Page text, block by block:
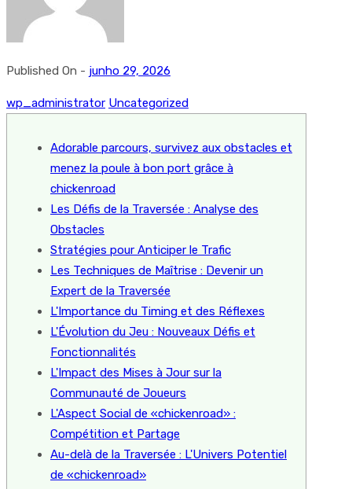
Published On - junho 29, 2026
wp_administrator Uncategorized
Adorable parcours, survivez aux obstacles et
menez la poule à bon port grâce à
chickenroad
Les Défis de la Traversée : Analyse des
Obstacles
Stratégies pour Anticiper le Trafic
Les Techniques de Maîtrise : Devenir un
Expert de la Traversée
L'Importance du Timing et des Réflexes
L'Évolution du Jeu : Nouveaux Défis et
Fonctionnalités
L'Impact des Mises à Jour sur la
Communauté de Joueurs
L'Aspect Social de «chickenroad» :
Compétition et Partage
Au-delà de la Traversée : L'Univers Potentiel
de «chickenroad»